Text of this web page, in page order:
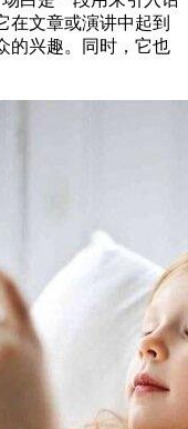
在文章或演讲中起到
的兴趣。同时，它也